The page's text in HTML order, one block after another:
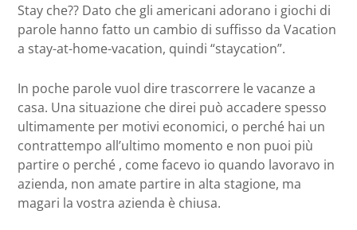
Stay che?? Dato che gli americani adorano i giochi di
parole hanno fatto un cambio di suffisso da Vacation
a stay-at-home-vacation, quindi “staycation”.
In poche parole vuol dire trascorrere le vacanze a
casa. Una situazione che direi può accadere spesso
ultimamente per motivi economici, o perché hai un
contrattempo all’ultimo momento e non puoi più
partire o perché , come facevo io quando lavoravo in
azienda, non amate partire in alta stagione, ma
magari la vostra azienda è chiusa.